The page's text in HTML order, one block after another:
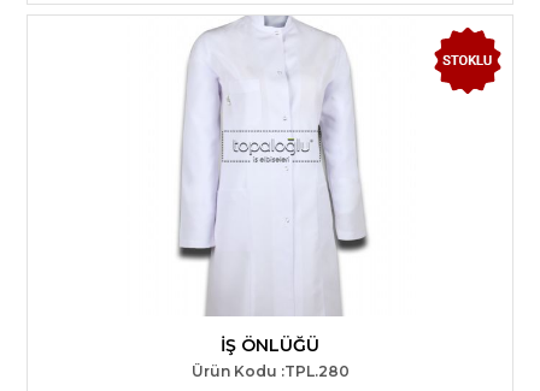
İŞ ÖNLÜĞÜ
Ürün Kodu :TPL.280